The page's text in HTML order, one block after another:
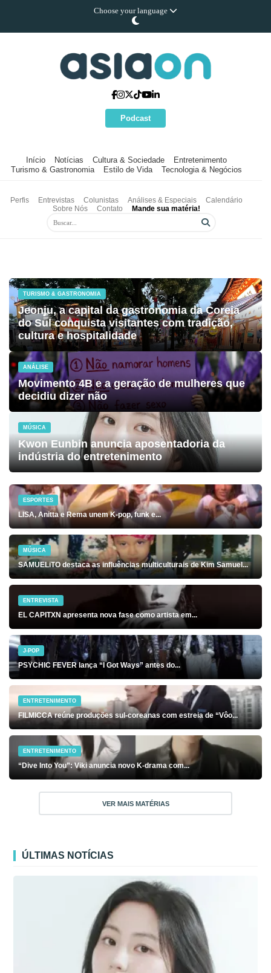
Choose your language
Podcast
Início Notícias Cultura & Sociedade
Entretenimento
Turismo & Gastronomia
Estilo de Vida Tecnologia & Negócios
Perfis Entrevistas Colunistas Análises & Especiais
Calendário
Sobre Nós
Contato Mande sua matéria!
TURISMO & GASTRONOMIA
Jeonju, a capital da gastronomia da Coreia
do Sul conquista visitantes com tradição,
cultura e hospitalidade
ANÁLISE
Movimento 4B e a geração de mulheres que
decidiu dizer não
MÚSICA
Kwon Eunbin anuncia aposentadoria da
indústria do entretenimento
ESPORTES
LISA, Anitta e Rema unem K-pop, funk e...
MÚSICA
SAMUELiTO destaca as influências multiculturais de Kim Samuel...
ENTREVISTA
EL CAPITXN apresenta nova fase como artista em...
J-POP
PSYCHIC FEVER lança “I Got Ways” antes do...
ENTRETENIMENTO
FILMICCA reúne produções sul-coreanas com estreia de “Vôo...
ENTRETENIMENTO
“Dive Into You”: Viki anuncia novo K-drama com...
VER MAIS MATÉRIAS
ÚLTIMAS NOTÍCIAS